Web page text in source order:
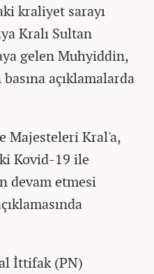
kraliyet sarayı
Kralı Sultan
gelen Muhyiddin,
açıklamalarda
Majesteleri Kral'a,
Kovid-19 ile
devam etmesi
İttifak (PN)